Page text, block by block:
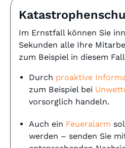
Im Ernstfall können Sie
Sekunden alle Ihre
zum Beispiel in diesem
Durch proaktive
zum Beispiel bei
vorsorglich handeln.
Auch ein Feueralarm
werden – senden Sie